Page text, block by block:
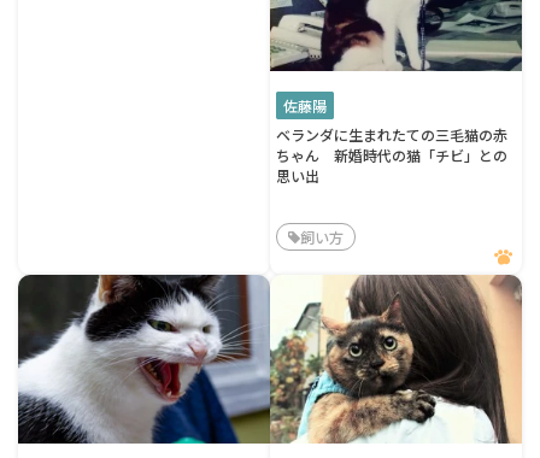
佐藤陽
ベランダに生まれたての三毛猫の赤
ちゃん 新婚時代の猫「チビ」との
思い出
飼い方